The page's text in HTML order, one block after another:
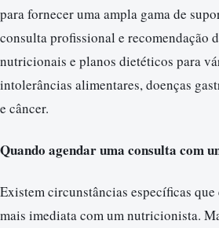
para fornecer uma ampla gama de
consulta profissional e recomendação
nutricionais e planos dietéticos para
intolerâncias alimentares, doenças
e câncer.
Quando agendar uma consulta com
Existem circunstâncias específicas
mais imediata com um nutricionista.